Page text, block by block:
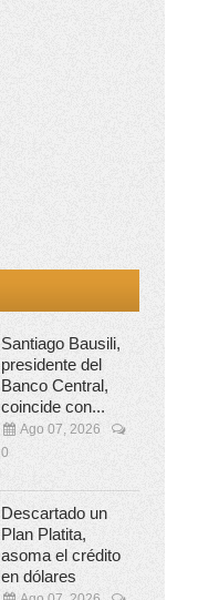
Santiago Bausili,
presidente del
Banco Central,
coincide con...
Ago 07, 2026
0
Descartado un
Plan Platita,
asoma el crédito
en dólares